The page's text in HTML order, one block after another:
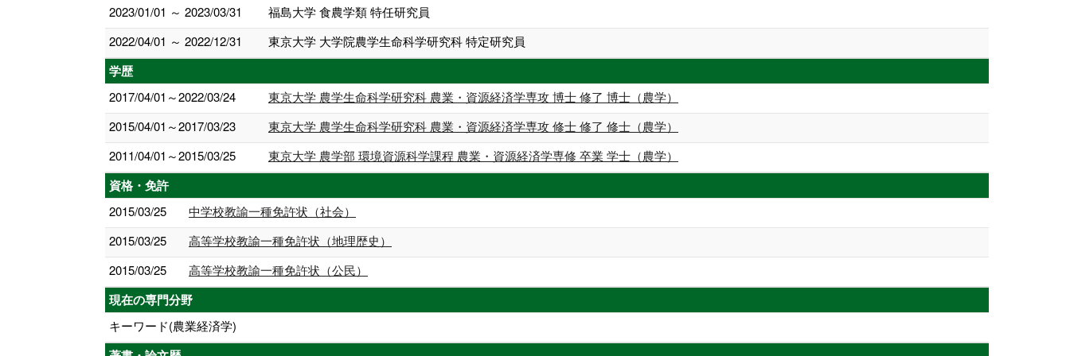
2023/01/01 ～ 2023/03/31
福島大学 食農学類 特任研究員
2022/04/01 ～ 2022/12/31
東京大学 大学院農学生命科学研究科 特定研究員
学歴
2017/04/01～2022/03/24
東京大学 農学生命科学研究科 農業・資源経済学専攻 博士 修了 博士（農学）
2015/04/01～2017/03/23
東京大学 農学生命科学研究科 農業・資源経済学専攻 修士 修了 修士（農学）
2011/04/01～2015/03/25
東京大学 農学部 環境資源科学課程 農業・資源経済学専修 卒業 学士（農学）
資格・免許
2015/03/25
中学校教諭一種免許状（社会）
2015/03/25
高等学校教諭一種免許状（地理歴史）
2015/03/25
高等学校教諭一種免許状（公民）
現在の専門分野
キーワード(農業経済学)